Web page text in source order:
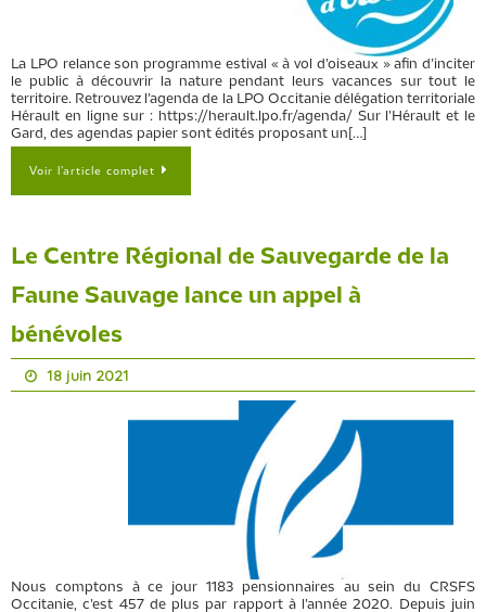
La LPO relance son programme estival « à vol d’oiseaux » afin d’inciter
le public à découvrir la nature pendant leurs vacances sur tout le
territoire. Retrouvez l’agenda de la LPO Occitanie délégation territoriale
Hérault en ligne sur : https://herault.lpo.fr/agenda/ Sur l’Hérault et le
Gard, des agendas papier sont édités proposant un[…]
Voir l’article complet
Le Centre Régional de Sauvegarde de la
Faune Sauvage lance un appel à
bénévoles
18 juin 2021
Nous comptons à ce jour 1183 pensionnaires au sein du CRSFS
Occitanie, c’est 457 de plus par rapport à l’année 2020. Depuis juin